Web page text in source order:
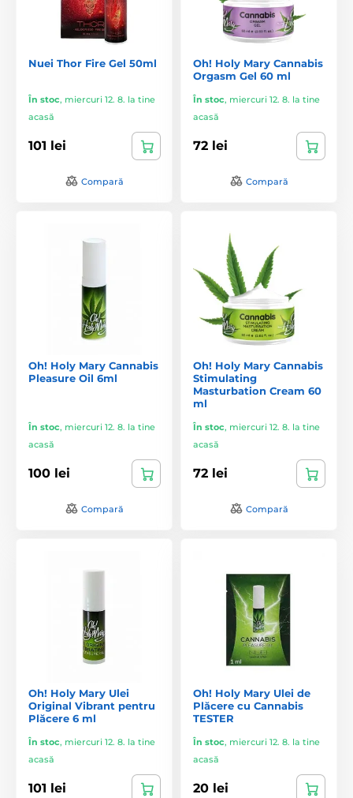
Nuei Thor Fire Gel 50ml
În stoc, miercuri 12. 8. la tine
acasă
101 lei
Compară
Oh! Holy Mary Cannabis
Orgasm Gel 60 ml
În stoc, miercuri 12. 8. la tine
acasă
72 lei
Compară
Oh! Holy Mary Cannabis
Pleasure Oil 6ml
În stoc, miercuri 12. 8. la tine
acasă
100 lei
Compară
Oh! Holy Mary Cannabis
Stimulating
Masturbation Cream 60
ml
În stoc, miercuri 12. 8. la tine
acasă
72 lei
Compară
Oh! Holy Mary Ulei
Original Vibrant pentru
Plăcere 6 ml
În stoc, miercuri 12. 8. la tine
acasă
101 lei
Oh! Holy Mary Ulei de
Plăcere cu Cannabis
TESTER
În stoc, miercuri 12. 8. la tine
acasă
20 lei